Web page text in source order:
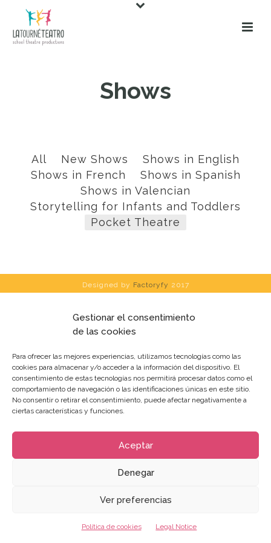
Gestionar el consentimiento
de las cookies
Para ofrecer las mejores experiencias, utilizamos tecnologías como las
cookies para almacenar y/o acceder a la información del dispositivo. El
consentimiento de estas tecnologías nos permitirá procesar datos como el
comportamiento de navegación o las identificaciones únicas en este sitio.
No consentir o retirar el consentimiento, puede afectar negativamente a
ciertas características y funciones.
Aceptar
Denegar
Ver preferencias
Política de cookies Legal Notice
Shows
All New Shows
Shows in English
Shows in French
Shows in Spanish
Shows in Valencian
Storytelling for Infants and Toddlers
Pocket Theatre
Designed by Factoryfy 2017